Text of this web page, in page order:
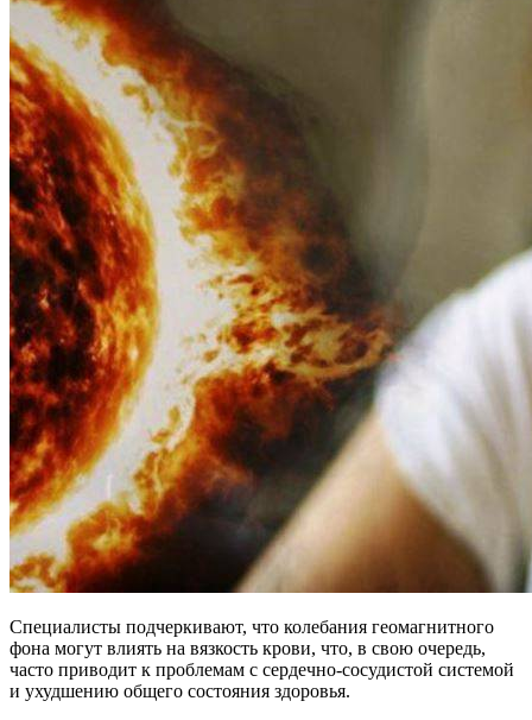
Специалисты подчеркивают, что колебания геомагнитного
фона могут влиять на вязкость крови, что, в свою очередь,
часто приводит к проблемам с сердечно-сосудистой системой
и ухудшению общего состояния здоровья.